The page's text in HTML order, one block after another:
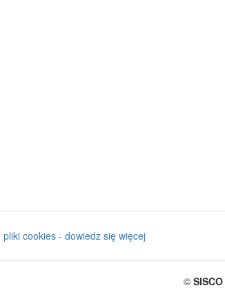
cookies - dowiedz się więcej
© SISCO